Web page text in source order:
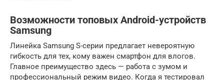
Возможности топовых Android-устройств
Samsung
Линейка Samsung S-серии предлагает невероятную
гибкость для тех, кому важен смартфон для влогов.
Главное преимущество здесь — работа с зумом и
профессиональный режим видео. Когда я тестировал